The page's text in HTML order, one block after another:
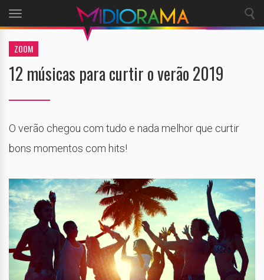
Toggle
navigation
ZOOM
12 músicas para curtir o verão 2019
O verão chegou com tudo e nada melhor que curtir
bons momentos com hits!